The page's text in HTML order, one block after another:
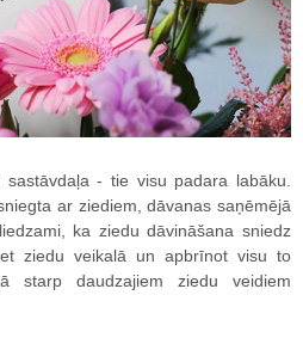
- tie visu padara labāku.
ar ziediem, dāvanas saņēmējā
ka ziedu dāvināšana sniedz
ziedu veikalā un apbrīnot visu to
starp daudzajiem ziedu veidiem